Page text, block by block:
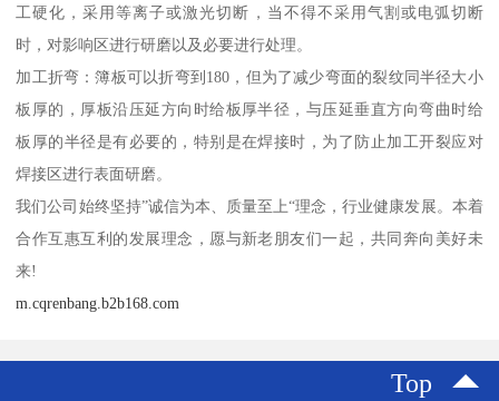
工硬化，采用等离子或激光切断，当不得不采用气割或电弧切断
时，对影响区进行研磨以及必要进行处理。
加工折弯：簿板可以折弯到180，但为了减少弯面的裂纹同半径大小
板厚的，厚板沿压延方向时给板厚半径，与压延垂直方向弯曲时给
板厚的半径是有必要的，特别是在焊接时，为了防止加工开裂应对
焊接区进行表面研磨。
我们公司始终坚持”诚信为本、质量至上“理念，行业健康发展。本着
合作互惠互利的发展理念，愿与新老朋友们一起，共同奔向美好未
来!
m.cqrenbang.b2b168.com
Top